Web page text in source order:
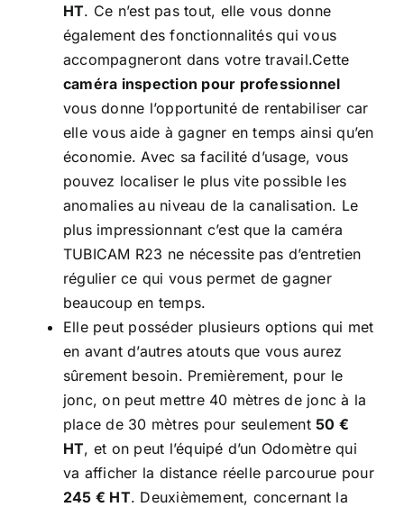
HT. Ce n’est pas tout, elle vous donne
également des fonctionnalités qui vous
accompagneront dans votre travail.Cette
caméra inspection pour professionnel
vous donne l’opportunité de rentabiliser car
elle vous aide à gagner en temps ainsi qu’en
économie. Avec sa facilité d’usage, vous
pouvez localiser le plus vite possible les
anomalies au niveau de la canalisation. Le
plus impressionnant c’est que la caméra
TUBICAM R23 ne nécessite pas d’entretien
régulier ce qui vous permet de gagner
beaucoup en temps.
Elle peut posséder plusieurs options qui met
en avant d’autres atouts que vous aurez
sûrement besoin. Premièrement, pour le
jonc, on peut mettre 40 mètres de jonc à la
place de 30 mètres pour seulement50 €
HT, et on peut l’équipé d’un Odomètre qui
va afficher la distance réelle parcourue pour
245 € HT. Deuxièmement, concernant la